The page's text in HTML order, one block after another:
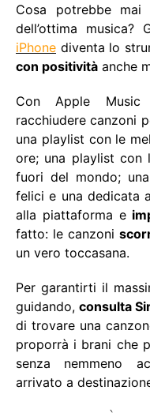
Cosa potrebbe
dell’ottima
iPhone diventa lo
con positività anche
Con Apple
racchiudere canzoni
una playlist con le
ore; una playlist
fuori del mondo;
felici e una dedicata
alla piattaforma e
fatto: le canzoni
un vero toccasana.
Per garantirti il
guidando,consulta
di trovare una
proporrà i brani che
senza nemmeno
arrivato a